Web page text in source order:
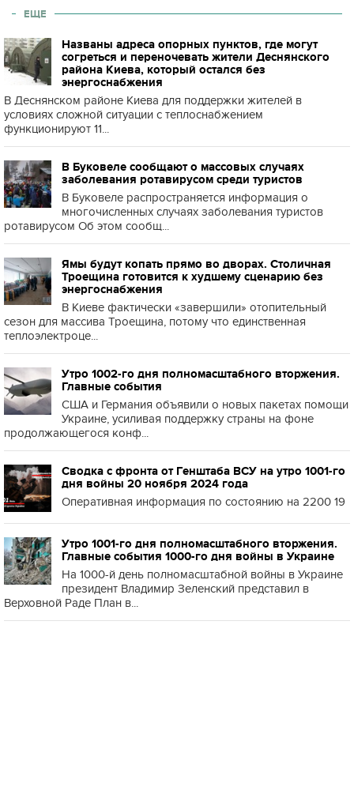
ЕЩЕ
Названы адреса опорных пунктов, где могут
согреться и переночевать жители Деснянского
района Киева, который остался без
энергоснабжения
В Деснянском районе Киева для поддержки жителей в
условиях сложной ситуации с теплоснабжением
функционируют 11...
В Буковеле сообщают о массовых случаях
заболевания ротавирусом среди туристов
В Буковеле распространяется информация о
многочисленных случаях заболевания туристов
ротавирусом Об этом сообщ...
Ямы будут копать прямо во дворах. Столичная
Троещина готовится к худшему сценарию без
энергоснабжения
В Киеве фактически «завершили» отопительный
сезон для массива Троещина, потому что единственная
теплоэлектроце...
Утро 1002-го дня полномасштабного вторжения.
Главные события
США и Германия объявили о новых пакетах помощи
Украине, усиливая поддержку страны на фоне
продолжающегося конф...
Сводка с фронта от Генштаба ВСУ на утро 1001-го
дня войны 20 ноября 2024 года
Оперативная информация по состоянию на 2200 19
Утро 1001-го дня полномасштабного вторжения.
Главные события 1000-го дня войны в Украине
На 1000-й день полномасштабной войны в Украине
президент Владимир Зеленский представил в
Верховной Раде План в...